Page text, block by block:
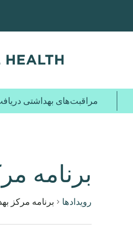
محتوای
مراقبت‌های بهداشتی
برنامه
رویدادها برنامه مرکز